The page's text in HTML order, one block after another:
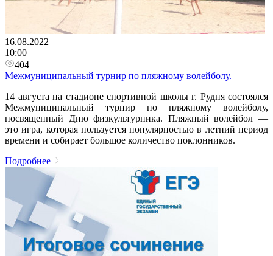
16.08.2022
10:00
404
Межмуниципальный турнир по пляжному волейболу.
14 августа на стадионе спортивной школы г. Рудня состоялся
Межмуниципальный турнир по пляжному волейболу,
посвященный Дню физкультурника. Пляжный волейбол —
это игра, которая пользуется популярностью в летний период
времени и собирает большое количество поклонников.
Подробнее